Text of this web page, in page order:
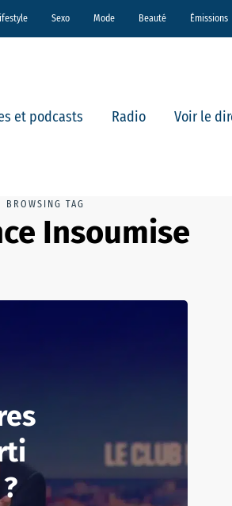
Sexo Mode Beauté Émissions
et podcasts Radio Voir le
BROWSING TAG
Insoumise